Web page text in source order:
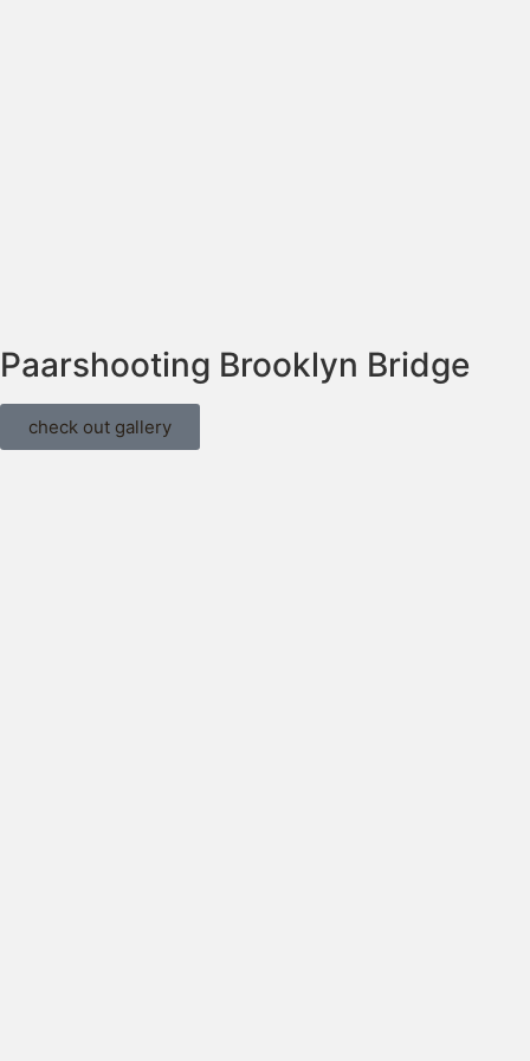
Paarshooting Brooklyn Bridge​
check out gallery